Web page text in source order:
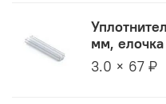
мм,
3.0 × 67 ₽